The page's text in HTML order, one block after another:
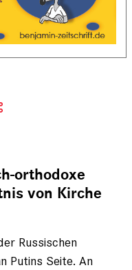
orthodoxe
von Kirche
Russischen
Putins Seite. An